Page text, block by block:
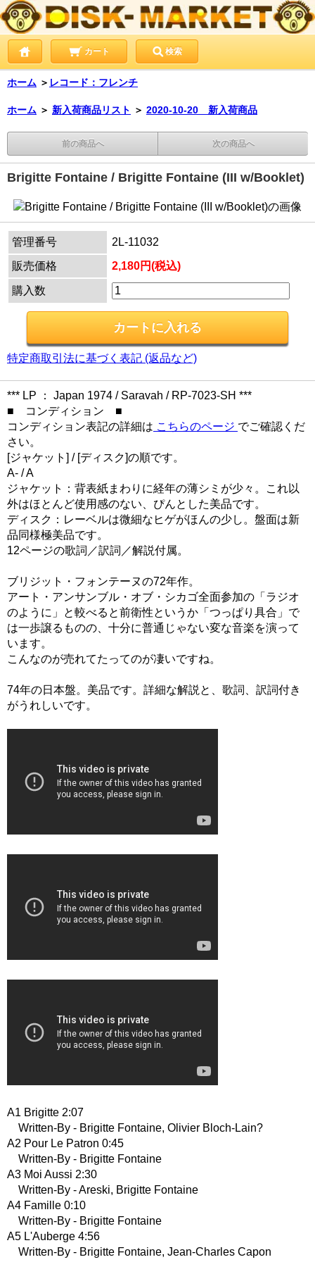
カート 検索
ホーム ＞ レコード：フレンチ
ホーム ＞ 新入荷商品リスト ＞ 2020-10-20 新入荷商品
前の商品へ 次の商品へ
Brigitte Fontaine / Brigitte Fontaine (III w/Booklet)
管理番号
2L-11032
販売価格
2,180円(税込)
購入数
特定商取引法に基づく表記 (返品など)
*** LP ： Japan 1974 / Saravah / RP-7023-SH ***
■ コンディション ■
コンディション表記の詳細は こちらのページ でご確認くだ
さい。
[ジャケット] / [ディスク]の順です。
A- / A
ジャケット：背表紙まわりに経年の薄シミが少々。これ以
外はほとんど使用感のない、ぴんとした美品です。
ディスク：レーベルは微細なヒゲがほんの少し。盤面は新
品同様極美品です。
12ページの歌詞／訳詞／解説付属。
ブリジット・フォンテーヌの72年作。
アート・アンサンブル・オブ・シカゴ全面参加の「ラジオ
のように」と較べると前衛性というか「つっぱり具合」で
は一歩譲るものの、十分に普通じゃない変な音楽を演って
います。
こんなのが売れてたってのが凄いですね。
74年の日本盤。美品です。詳細な解説と、歌詞、訳詞付き
がうれしいです。
A1 Brigitte 2:07
Written-By - Brigitte Fontaine, Olivier Bloch-Lain?
A2 Pour Le Patron 0:45
Written-By - Brigitte Fontaine
A3 Moi Aussi 2:30
Written-By - Areski, Brigitte Fontaine
A4 Famille 0:10
Written-By - Brigitte Fontaine
A5 L'Auberge 4:56
Written-By - Brigitte Fontaine, Jean-Charles Capon